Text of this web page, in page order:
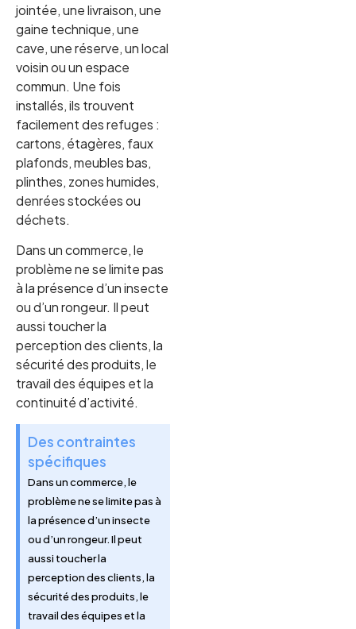
jointée, une livraison, une
gaine technique, une
cave, une réserve, un local
voisin ou un espace
commun. Une fois
installés, ils trouvent
facilement des refuges :
cartons, étagères, faux
plafonds, meubles bas,
plinthes, zones humides,
denrées stockées ou
déchets.
Dans un commerce, le
problème ne se limite pas
à la présence d’un insecte
ou d’un rongeur. Il peut
aussi toucher la
perception des clients, la
sécurité des produits, le
travail des équipes et la
continuité d’activité.
Des contraintes
spécifiques
Dans un commerce, le
problème ne se limite pas à
la présence d’un insecte
ou d’un rongeur. Il peut
aussi toucher la
perception des clients, la
sécurité des produits, le
travail des équipes et la